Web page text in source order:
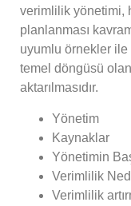
verimlilik yönetimi,
planlanması
uyumlu örnekler ile
temel döngüsü
aktarılmasıdır.
Yönetim
Kaynaklar
Yönetimin
Verimlilik
Verimlilik